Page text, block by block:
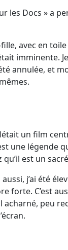
les Docs » a
avec en
imminente.
annulée, et
un film
une légende
qu’il est un
j’ai été
forte. C’est
peu